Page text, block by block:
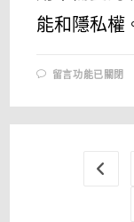
能和隱私權
在
BLOAT
留言功能已關閉
Go to